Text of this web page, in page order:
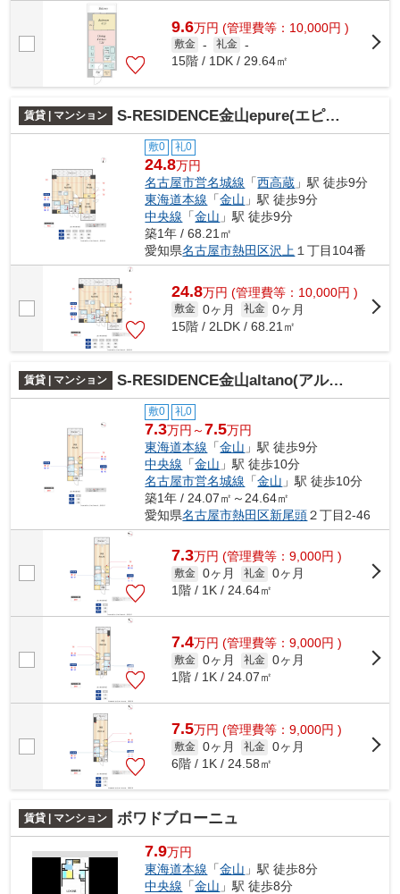
9.6万円 (管理費等：10,000円 )
敷金 - 礼金 -
15階 / 1DK / 29.64㎡
賃貸 | マンション S-RESIDENCE金山epure(エピュレ)
敷0 礼0
24.8万円
名古屋市営名城線 「西高蔵 」駅 徒歩9分
東海道本線 「金山 」駅 徒歩9分
中央線 「金山 」駅 徒歩9分
築1年 / 68.21㎡
愛知県名古屋市熱田区沢上 １丁目104番
24.8万円 (管理費等：10,000円 )
敷金 0ヶ月 礼金 0ヶ月
15階 / 2LDK / 68.21㎡
賃貸 | マンション S-RESIDENCE金山altano(アルターノ)
敷0 礼0
7.3万円～7.5万円
東海道本線 「金山 」駅 徒歩9分
中央線 「金山 」駅 徒歩10分
名古屋市営名城線 「金山 」駅 徒歩10分
築1年 / 24.07㎡～24.64㎡
愛知県名古屋市熱田区新尾頭２丁目2-46
7.3万円 (管理費等：9,000円 )
敷金 0ヶ月 礼金 0ヶ月
1階 / 1K / 24.64㎡
7.4万円 (管理費等：9,000円 )
敷金 0ヶ月 礼金 0ヶ月
1階 / 1K / 24.07㎡
7.5万円 (管理費等：9,000円 )
敷金 0ヶ月 礼金 0ヶ月
6階 / 1K / 24.58㎡
賃貸 | マンション ボワドブローニュ
7.9万円
東海道本線 「金山 」駅 徒歩8分
中央線 「金山 」駅 徒歩8分